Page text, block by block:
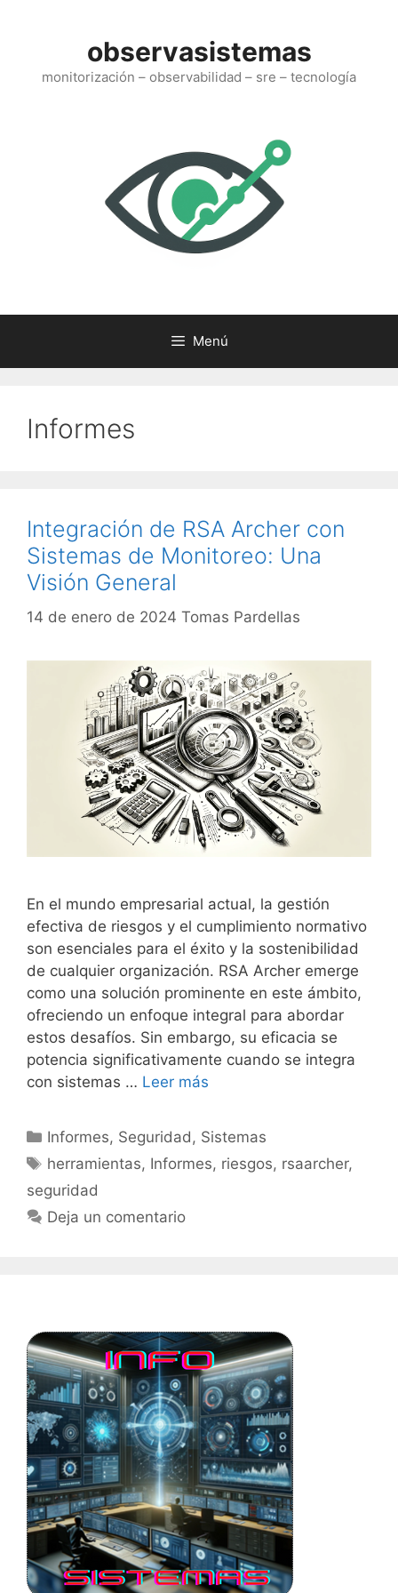
observasistemas
monitorización – observabilidad – sre – tecnología
Menú
Informes
Integración de RSA Archer con
Sistemas de Monitoreo: Una
Visión General
14 de enero de 2024 Tomas Pardellas
En el mundo empresarial actual, la gestión
efectiva de riesgos y el cumplimiento normativo
son esenciales para el éxito y la sostenibilidad
de cualquier organización. RSA Archer emerge
como una solución prominente en este ámbito,
ofreciendo un enfoque integral para abordar
estos desafíos. Sin embargo, su eficacia se
potencia significativamente cuando se integra
con sistemas … Leer más
Categorías
Informes, Seguridad, Sistemas
Etiquetas
herramientas, Informes, riesgos, rsaarcher,
seguridad
Deja un comentario